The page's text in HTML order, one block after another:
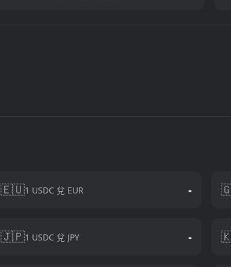
🇪🇺1 USDC 兌 EUR -
🇯🇵1 USDC 兌 JPY -